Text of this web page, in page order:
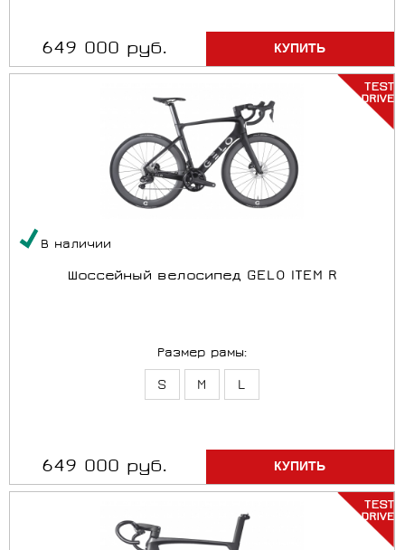
649 000 руб.
В наличии
Шоссейный велосипед GELO ITEM R
Размер рамы:
S M L
649 000 руб.